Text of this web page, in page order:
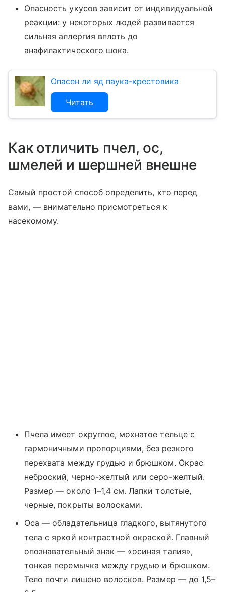
Опасность укусов зависит от индивидуальной
реакции: у некоторых людей развивается
сильная аллергия вплоть до
анафилактического шока.
Опасен ли яд паука-крестовика
Читать
Как отличить пчел, ос,
шмелей и шершней внешне
Самый простой способ определить, кто перед
вами, — внимательно присмотреться к
насекомому.
Пчела имеет округлое, мохнатое тельце с
гармоничными пропорциями, без резкого
перехвата между грудью и брюшком. Окрас
неброский, черно-желтый или серо-желтый.
Размер — около 1–1,4 см. Лапки толстые,
черные, покрыты волосками.
Оса — обладательница гладкого, вытянутого
тела с яркой контрастной окраской. Главный
опознавательный знак — «осиная талия»,
тонкая перемычка между грудью и брюшком.
Тело почти лишено волосков. Размер — до 1,5–